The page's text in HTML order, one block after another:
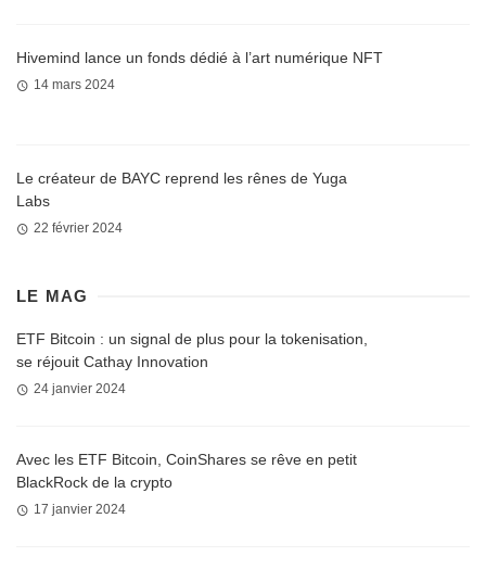
Hivemind lance un fonds dédié à l’art numérique NFT
14 mars 2024
Le créateur de BAYC reprend les rênes de Yuga
Labs
22 février 2024
LE MAG
ETF Bitcoin : un signal de plus pour la tokenisation,
se réjouit Cathay Innovation
24 janvier 2024
Avec les ETF Bitcoin, CoinShares se rêve en petit
BlackRock de la crypto
17 janvier 2024